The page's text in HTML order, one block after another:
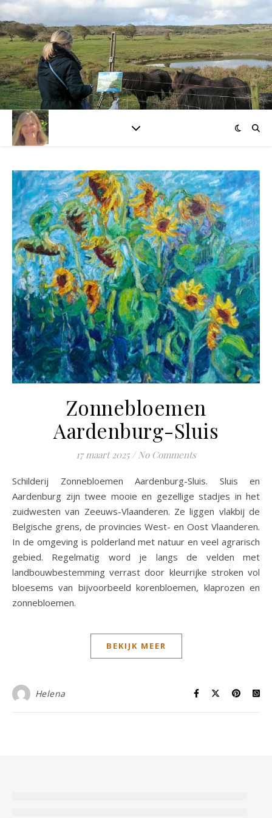
Zonnebloemen
Aardenburg-Sluis
17 maart 2025 / No Comments
Schilderij Zonnebloemen Aardenburg-Sluis. Sluis en
Aardenburg zijn twee mooie en gezellige stadjes in het
zuidwesten van Zeeuws-Vlaanderen. Ze liggen vlakbij de
Belgische grens, de provincies West- en Oost Vlaanderen.
In de omgeving is polderland met natuur en veel agrarisch
gebied. Regelmatig word je langs de velden met
landbouwbestemming verrast door kleurrijke stroken vol
bloesems van bijvoorbeeld korenbloemen, klaprozen en
zonnebloemen.
BEKIJK MEER
Helena